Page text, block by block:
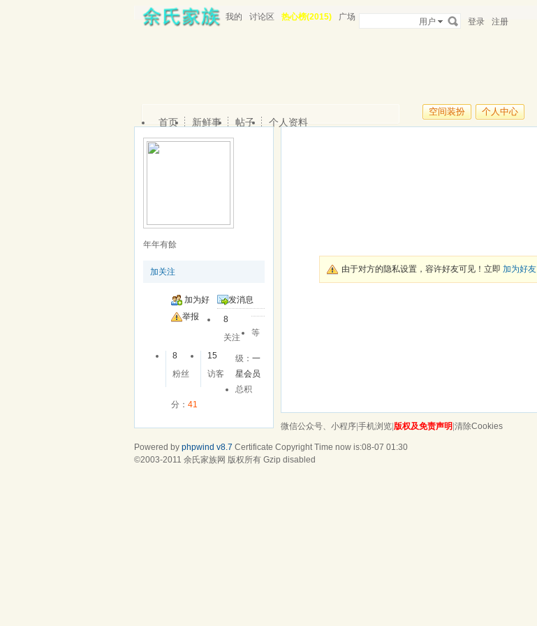
我的 讨论区 热心榜(2015) 广场 用户 登录 注册
空间装扮 个人中心
首页 新鲜事 帖子 个人资料
年年有餘
加关注
加为好
友
发消息
举报
8
关注
8
粉丝
15
访客
等
级：一
星会员
总积
分： 41
由于对方的隐私设置，容许好友可见！立即 加为好友
微信公众号、小程序 手机浏览 版权及免责声明 清除Cookies
Powered by phpwind v8.7 Certificate Copyright Time now is:08-07 01:30
©2003-2011 余氏家族网 版权所有 Gzip disabled